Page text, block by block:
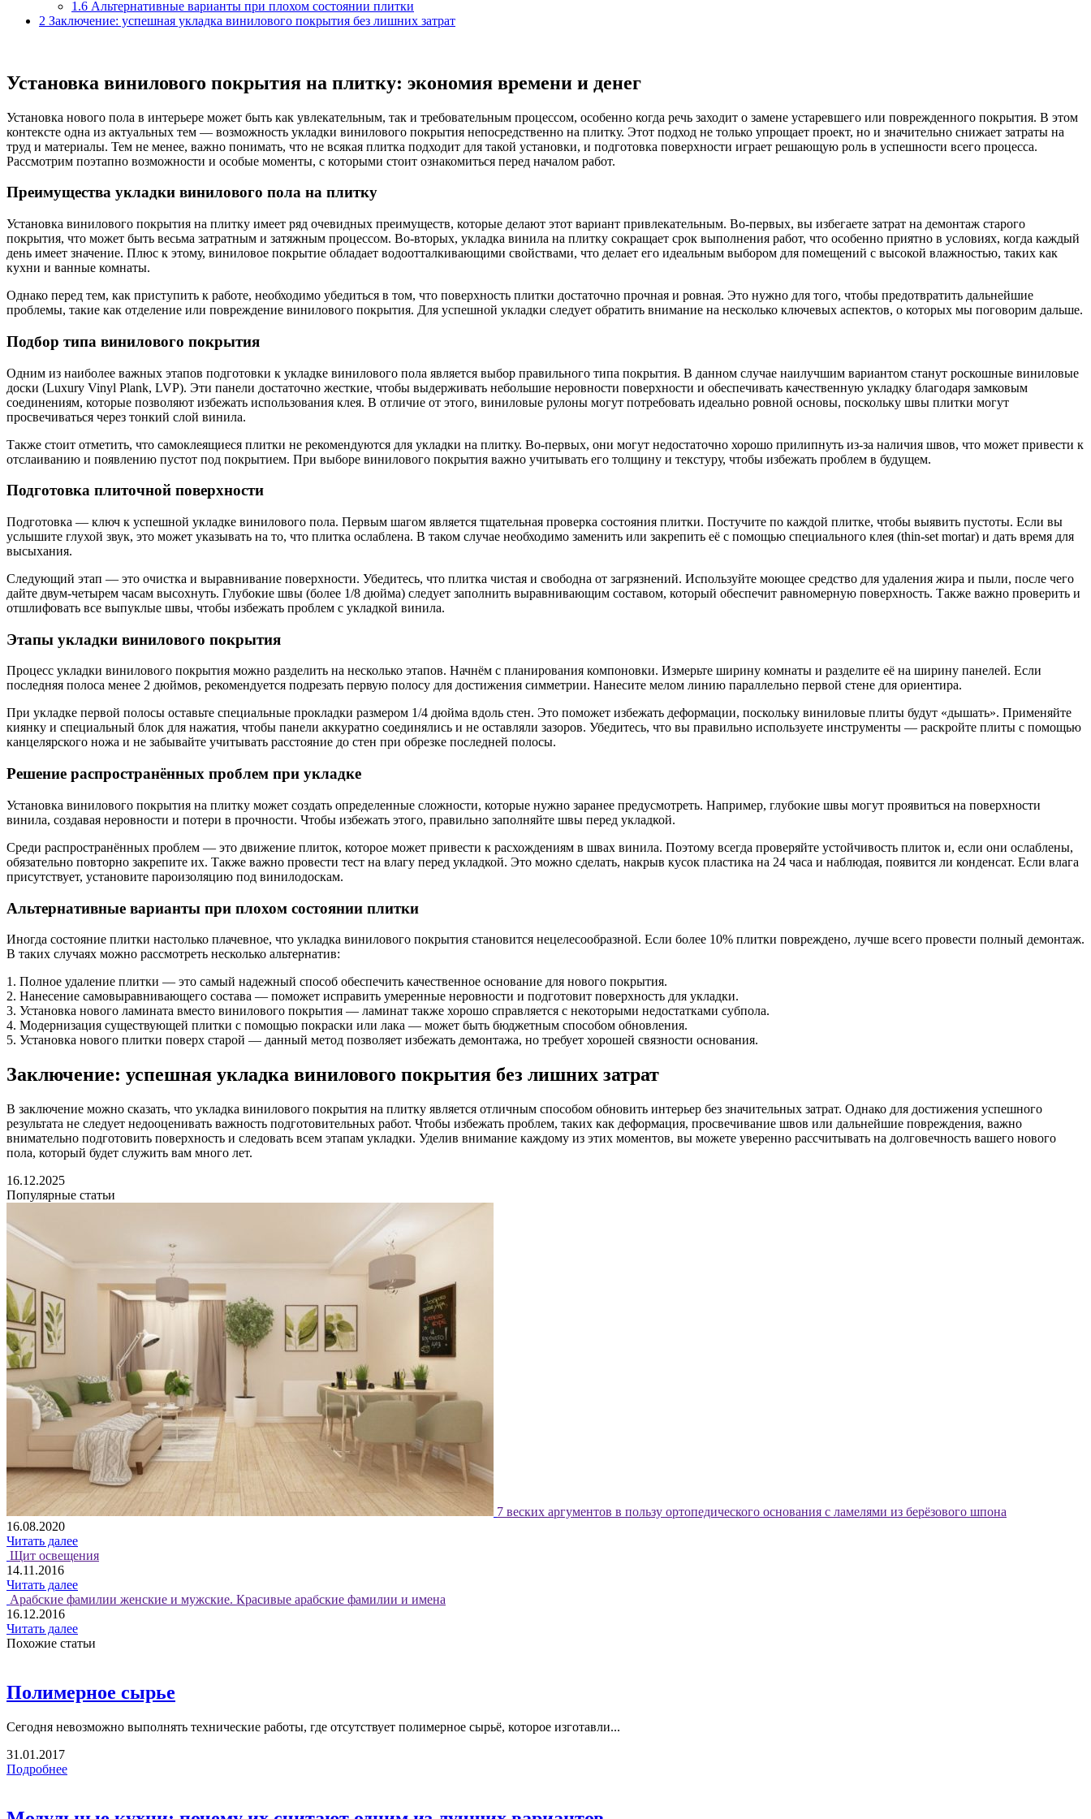
1.6 Альтернативные варианты при плохом состоянии плитки
2 Заключение: успешная укладка винилового покрытия без лишних затрат
Установка винилового покрытия на плитку: экономия времени и денег
Установка нового пола в интерьере может быть как увлекательным, так и требовательным процессом, особенно когда речь заходит о замене устаревшего или поврежденного покрытия. В этом
контексте одна из актуальных тем — возможность укладки винилового покрытия непосредственно на плитку. Этот подход не только упрощает проект, но и значительно снижает затраты на
труд и материалы. Тем не менее, важно понимать, что не всякая плитка подходит для такой установки, и подготовка поверхности играет решающую роль в успешности всего процесса.
Рассмотрим поэтапно возможности и особые моменты, с которыми стоит ознакомиться перед началом работ.
Преимущества укладки винилового пола на плитку
Установка винилового покрытия на плитку имеет ряд очевидных преимуществ, которые делают этот вариант привлекательным. Во-первых, вы избегаете затрат на демонтаж старого
покрытия, что может быть весьма затратным и затяжным процессом. Во-вторых, укладка винила на плитку сокращает срок выполнения работ, что особенно приятно в условиях, когда каждый
день имеет значение. Плюс к этому, виниловое покрытие обладает водоотталкивающими свойствами, что делает его идеальным выбором для помещений с высокой влажностью, таких как
кухни и ванные комнаты.
Однако перед тем, как приступить к работе, необходимо убедиться в том, что поверхность плитки достаточно прочная и ровная. Это нужно для того, чтобы предотвратить дальнейшие
проблемы, такие как отделение или повреждение винилового покрытия. Для успешной укладки следует обратить внимание на несколько ключевых аспектов, о которых мы поговорим дальше.
Подбор типа винилового покрытия
Одним из наиболее важных этапов подготовки к укладке винилового пола является выбор правильного типа покрытия. В данном случае наилучшим вариантом станут роскошные виниловые
доски (Luxury Vinyl Plank, LVP). Эти панели достаточно жесткие, чтобы выдерживать небольшие неровности поверхности и обеспечивать качественную укладку благодаря замковым
соединениям, которые позволяют избежать использования клея. В отличие от этого, виниловые рулоны могут потребовать идеально ровной основы, поскольку швы плитки могут
просвечиваться через тонкий слой винила.
Также стоит отметить, что самоклеящиеся плитки не рекомендуются для укладки на плитку. Во-первых, они могут недостаточно хорошо прилипнуть из-за наличия швов, что может привести к
отслаиванию и появлению пустот под покрытием. При выборе винилового покрытия важно учитывать его толщину и текстуру, чтобы избежать проблем в будущем.
Подготовка плиточной поверхности
Подготовка — ключ к успешной укладке винилового пола. Первым шагом является тщательная проверка состояния плитки. Постучите по каждой плитке, чтобы выявить пустоты. Если вы
услышите глухой звук, это может указывать на то, что плитка ослаблена. В таком случае необходимо заменить или закрепить её с помощью специального клея (thin-set mortar) и дать время для
высыхания.
Следующий этап — это очистка и выравнивание поверхности. Убедитесь, что плитка чистая и свободна от загрязнений. Используйте моющее средство для удаления жира и пыли, после чего
дайте двум-четырем часам высохнуть. Глубокие швы (более 1/8 дюйма) следует заполнить выравнивающим составом, который обеспечит равномерную поверхность. Также важно проверить и
отшлифовать все выпуклые швы, чтобы избежать проблем с укладкой винила.
Этапы укладки винилового покрытия
Процесс укладки винилового покрытия можно разделить на несколько этапов. Начнём с планирования компоновки. Измерьте ширину комнаты и разделите её на ширину панелей. Если
последняя полоса менее 2 дюймов, рекомендуется подрезать первую полосу для достижения симметрии. Нанесите мелом линию параллельно первой стене для ориентира.
При укладке первой полосы оставьте специальные прокладки размером 1/4 дюйма вдоль стен. Это поможет избежать деформации, поскольку виниловые плиты будут «дышать». Применяйте
киянку и специальный блок для нажатия, чтобы панели аккуратно соединялись и не оставляли зазоров. Убедитесь, что вы правильно используете инструменты — раскройте плиты с помощью
канцелярского ножа и не забывайте учитывать расстояние до стен при обрезке последней полосы.
Решение распространённых проблем при укладке
Установка винилового покрытия на плитку может создать определенные сложности, которые нужно заранее предусмотреть. Например, глубокие швы могут проявиться на поверхности
винила, создавая неровности и потери в прочности. Чтобы избежать этого, правильно заполняйте швы перед укладкой.
Среди распространённых проблем — это движение плиток, которое может привести к расхождениям в швах винила. Поэтому всегда проверяйте устойчивость плиток и, если они ослаблены,
обязательно повторно закрепите их. Также важно провести тест на влагу перед укладкой. Это можно сделать, накрыв кусок пластика на 24 часа и наблюдая, появится ли конденсат. Если влага
присутствует, установите пароизоляцию под винилодоскам.
Альтернативные варианты при плохом состоянии плитки
Иногда состояние плитки настолько плачевное, что укладка винилового покрытия становится нецелесообразной. Если более 10% плитки повреждено, лучше всего провести полный демонтаж.
В таких случаях можно рассмотреть несколько альтернатив:
1. Полное удаление плитки — это самый надежный способ обеспечить качественное основание для нового покрытия.
2. Нанесение самовыравнивающего состава — поможет исправить умеренные неровности и подготовит поверхность для укладки.
3. Установка нового ламината вместо винилового покрытия — ламинат также хорошо справляется с некоторыми недостатками субпола.
4. Модернизация существующей плитки с помощью покраски или лака — может быть бюджетным способом обновления.
5. Установка нового плитки поверх старой — данный метод позволяет избежать демонтажа, но требует хорошей связности основания.
Заключение: успешная укладка винилового покрытия без лишних затрат
В заключение можно сказать, что укладка винилового покрытия на плитку является отличным способом обновить интерьер без значительных затрат. Однако для достижения успешного
результата не следует недооценивать важность подготовительных работ. Чтобы избежать проблем, таких как деформация, просвечивание швов или дальнейшие повреждения, важно
внимательно подготовить поверхность и следовать всем этапам укладки. Уделив внимание каждому из этих моментов, вы можете уверенно рассчитывать на долговечность вашего нового
пола, который будет служить вам много лет.
16.12.2025
Популярные статьи
7 веских аргументов в пользу ортопедического основания с ламелями из берёзового шпона
16.08.2020
Читать далее
Щит освещения
14.11.2016
Читать далее
Арабские фамилии женские и мужские. Красивые арабские фамилии и имена
16.12.2016
Читать далее
Похожие статьи
Полимерное сырье
Сегодня невозможно выполнять технические работы, где отсутствует полимерное сырьё, которое изготавли...
31.01.2017
Подробнее